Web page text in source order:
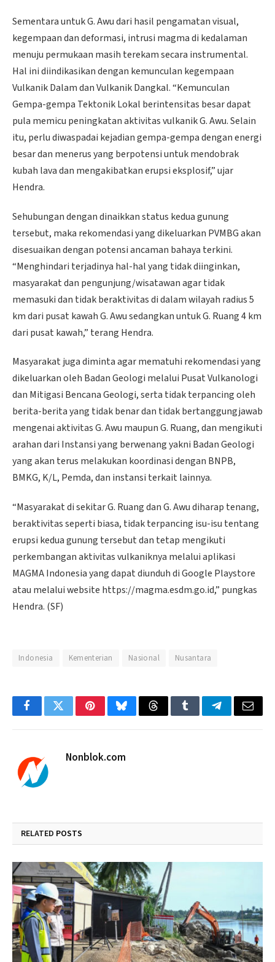
Sementara untuk G. Awu dari hasil pengamatan visual,
kegempaan dan deformasi, intrusi magma di kedalaman
menuju permukaan masih terekam secara instrumental.
Hal ini diindikasikan dengan kemunculan kegempaan
Vulkanik Dalam dan Vulkanik Dangkal. “Kemunculan
Gempa-gempa Tektonik Lokal berintensitas besar dapat
pula memicu peningkatan aktivitas vulkanik G. Awu. Selain
itu, perlu diwaspadai kejadian gempa-gempa dengan energi
besar dan menerus yang berpotensi untuk mendobrak
kubah lava dan mengakibatkan erupsi eksplosif,” ujar
Hendra.
Sehubungan dengan dinaikkan status kedua gunung
tersebut, maka rekomendasi yang dikeluarkan PVMBG akan
disesuaikan dengan potensi ancaman bahaya terkini.
“Menghindari terjadinya hal-hal yang tidak diinginkan,
masyarakat dan pengunjung/wisatawan agar tidak
memasuki dan tidak beraktivitas di dalam wilayah radius 5
km dari pusat kawah G. Awu sedangkan untuk G. Ruang 4 km
dari pusat kawah,” terang Hendra.
Masyarakat juga diminta agar mematuhi rekomendasi yang
dikeluarkan oleh Badan Geologi melalui Pusat Vulkanologi
dan Mitigasi Bencana Geologi, serta tidak terpancing oleh
berita-berita yang tidak benar dan tidak bertanggungjawab
mengenai aktivitas G. Awu maupun G. Ruang, dan mengikuti
arahan dari Instansi yang berwenang yakni Badan Geologi
yang akan terus melakukan koordinasi dengan BNPB,
BMKG, K/L, Pemda, dan instansi terkait lainnya.
“Masyarakat di sekitar G. Ruang dan G. Awu diharap tenang,
beraktivitas seperti biasa, tidak terpancing isu-isu tentang
erupsi kedua gunung tersebut dan tetap mengikuti
perkembangan aktivitas vulkaniknya melalui aplikasi
MAGMA Indonesia yang dapat diunduh di Google Playstore
atau melalui website https://magma.esdm.go.id,” pungkas
Hendra. (SF)
Indonesia Kementerian Nasional Nusantara
FacebookTwitterPinterestBlueskyThreadsTumblrTelegramEmail
Nonblok.com
RELATED POSTS